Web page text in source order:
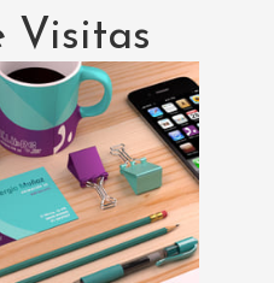
Visitas